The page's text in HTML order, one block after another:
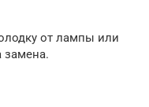
от лампы или
замена.